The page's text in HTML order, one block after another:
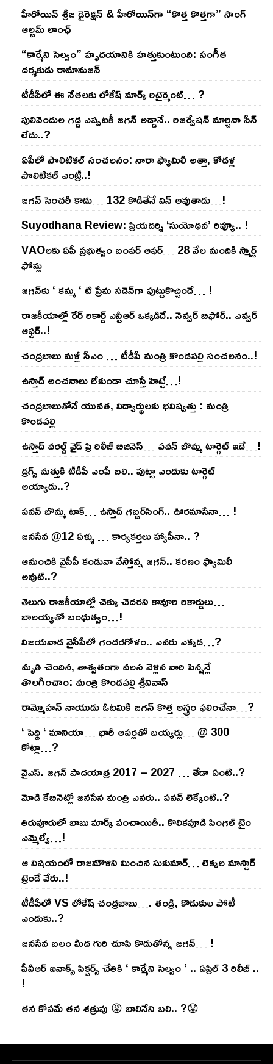
హీరోయిన్ శ్రీజ డైరెక్ష‌న్ & హీరోయిన్‌గా “కొత్త కొత్తగా” సాంగ్
ఆల్బమ్ లాంఛ్
“కార్మేని సెల్వం” హృదయానికి హత్తుకుంటుంది: సంగీత
దర్శకుడు రామానుజన్
టీడీపీలో ఈ నేత‌ల‌కు లోకేష్ మార్క్ రిటైర్మెంట్‌… ?
పులివెందుల గ‌డ్డ ఎప్ప‌ట‌కీ జ‌గ‌న్ అడ్డానే.. రిజ‌ర్వేష‌న్ మార్చినా సీన్
లేదు..?
ఏపీలో పొలిటిక‌ల్ సంచ‌ల‌నం: నారా ఫ్యామిలీ అత్తా, కోడ‌ళ్ల
పొలిటికల్ ఎంట్రీ..!
జ‌గ‌న్ సెంచ‌రీ కాదు… 132 కొడితేనే విన్ అవుతాడు…!
Suyodhana Review: ప్రియదర్శి ‘సుయోధన’ రివ్యూ.. !
VAOల‌కు ఏపీ ప్ర‌భుత్వం బంప‌ర్ ఆఫ‌ర్‌… 28 వేల మందికి స్మార్ట్
ఫోన్లు
జ‌గ‌న్‌కు ‘ క‌మ్మ ‘ టి ప్రేమ స‌డెన్‌గా పుట్టుకొచ్చిందే… !
రాజ‌కీయాల్లో రేర్ రికార్డ్ ఎన్టీఆర్ ఒక్క‌డిదే.. నెవ్వ‌ర్ బిఫోర్‌.. ఎవ్వ‌ర్
ఆఫ్ట‌ర్‌..!
చంద్ర‌బాబు మ‌ళ్లీ సీఎం … టీడీపీ మంత్రి కొండ‌ప‌ల్లి సంచ‌ల‌నం..!
ఉస్తాద్ అంచ‌నాలు లేకుండా చూస్తే హిట్టే…!
చంద్ర‌బాబుతోనే యువ‌త‌, విద్యార్థుల‌కు భ‌విష్య‌త్తు : మంత్రి
కొండ‌ప‌ల్లి
ఉస్తాద్ వ‌ర‌ల్డ్ వైడ్ ప్రి రిలీజ్ బిజినెస్‌… ప‌వ‌న్ బొమ్మ టార్గెట్ ఇదే…!
డ్రగ్స్ మత్తుకి టీడీపీ ఎంపీ బలి.. పుట్టా ఎందుకు టార్గెట్
అయ్యాడు..?
ప‌వ‌న్ బొమ్మ టాక్‌… ఉస్తాద్ గ‌బ్బ‌ర్‌సింగ్‌.. ఊర‌మాసేనా… !
జనసేన @12 ఏళ్ళు … కార్యకర్తలు హ్యాపీనా.. ?
ఆమంచికి వైసీపీ కండువా వేస్తోన్న జ‌గ‌న్‌.. క‌ర‌ణం ఫ్యామిలీ
అవుట్‌..?
తెలుగు రాజ‌కీయాల్లో చెక్కు చెద‌ర‌ని కావూరి రికార్డులు…
బాల‌య్యతో బంధుత్వం…!
విజ‌య‌వాడ వైసీపీలో గంద‌ర‌గోళం.. ఎవ‌రు ఎక్క‌డ‌…?
మృతి చెందిన, శాశ్వతంగా వలస వెళ్లిన వారి పెన్ష‌న్లే
తొల‌గించాం: మంత్రి కొండపల్లి శ్రీనివాస్
రామ్మోహ‌న్ నాయుడు ఓట‌మికి జ‌గ‌న్ కొత్త అస్త్రం ఫ‌లించేనా…?
‘ పెద్ది ‘ మానియా… భారీ ఆప‌ర్ల‌తో బ‌య్య‌ర్లు… @ 300
కోట్లా…?
వైఎస్‌. జ‌గ‌న్ పాద‌యాత్ర 2017 – 2027 … తేడా ఏంటి..?
మోడి కేబినెట్లో జ‌నసేన మంత్రి ఎవ‌రు.. ప‌వ‌న్ లెక్కేంటి..?
తిరువూరులో బాబు మార్క్ పంచాయితీ.. కొలిక‌పూడి సింగ‌ల్ టైం
ఎమ్మెల్యే…!
ఆ విష‌యంలో రాజ‌మౌళిని మించిన సుకుమార్‌… లెక్క‌ల మాస్టార్
ట్రెండే వేరు..!
టీడీపీలో VS లోకేష్ చంద్ర‌బాబు…. తండ్రి, కొడుకుల పోటీ
ఎందుకు..?
జ‌న‌సేన బ‌లం మీద గురి చూసి కొడుతోన్న జ‌గ‌న్‌… !
పీవీఆర్ ఐనాక్స్ పిక్చర్స్ చేతికి ‘ కార్మేని సెల్వం ‘ .. ఏప్రిల్ 3 రిలీజ్ ..
!
తన కోపమే తన శత్రువు 😡 బాలినేని బలి.. ?😟